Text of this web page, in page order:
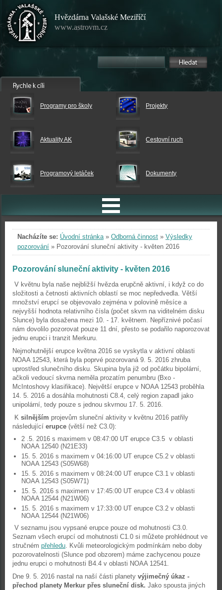
Hvězdárna Valašské Meziříčí
www.astrovm.cz
Programy pro školy Projekty
Aktuality AK Cestovní ruch
Programový letáček Dokumenty
Nacházíte se: Úvodní stránka» Odborná činnost » Výsledky
pozorování » Pozorování sluneční aktivity - květen 2016
Pozorování sluneční aktivity - květen 2016
V květnu byla naše nejbližší hvězda erupčně aktivní, i když co do
složitosti a četnosti aktivních oblastí se moc nepředvedla. Větší
množství erupcí se objevovalo zejména v polovině měsíce a
nejvyšší hodnota relativního čísla (počet skvrn na viditelném disku
Slunce) byla dosažena mezi 10. - 17. květnem. Nepříznivé počasí
nám dovolilo pozorovat pouze 11 dní, přesto se podařilo naporozovat
jednu erupci i tranzit Merkuru.
Nejmohutnější erupce května 2016 se vyskytla v aktivní oblasti
NOAA 12543, která byla poprvé pozorovaná 9. 5. 2016 zhruba
uprostřed slunečního disku. Skupina byla již od počátku bipolární,
ačkoli vedoucí skvrna neměla prozatím penumbru (Bxo -
McIntoshovy klasifikace). Největší erupce v NOAA 12543 proběhla
14. 5. 2016 a dosáhla mohutnosti C8.4, celý region zapadl jako
unipolární, tedy pouze s jednou skvrnou 17. 5. 2016.
K silnějším projevům sluneční aktivity v květnu 2016 patřily
následující erupce (větší než C3.0):
2 .5. 2016 s maximem v 08:47:00 UT erupce C3.5 v oblasti
NOAA 12540 (N21E33)
15. 5. 2016 s maximem v 04:16:00 UT erupce C5.2 v oblasti
NOAA 12543 (S05W68)
15. 5. 2016 s maximem v 08:24:00 UT erupce C3.1 v oblasti
NOAA 12543 (S05W71)
15. 5. 2016 s maximem v 17:45:00 UT erupce C3.4 v oblasti
NOAA 12544 (N21W06)
15. 5. 2016 s maximem v 17:33:00 UT erupce C3.2 v oblasti
NOAA 12544 (N21W06)
V seznamu jsou vypsané erupce pouze od mohutnosti C3.0.
Seznam všech erupcí od mohutnosti C1.0 si můžete prohlédnout ve
stručném přehledu. Kvůli meteorologickým podmínkám nebo doby
pozorovatelnosti (Slunce pod obzorem) máme zachycenou pouze
jednu erupci o mohutnosti B4.4 v oblasti NOAA 12541.
Dne 9. 5. 2016 nastal na naší části planety výjimečný úkaz -
přechod planety Merkur přes sluneční disk. Jako spousta jiných